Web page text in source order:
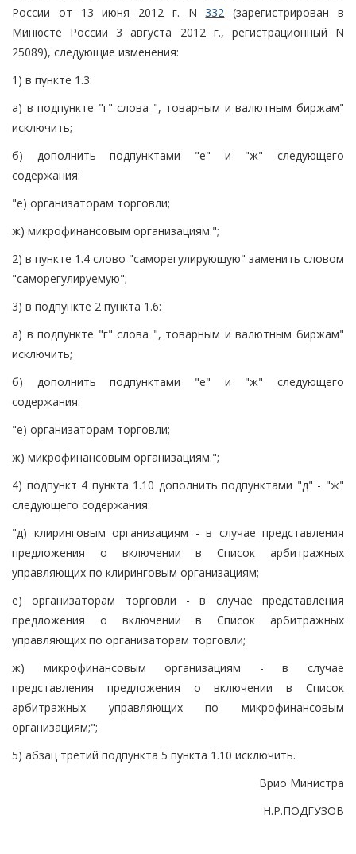
России от 13 июня 2012 г. N332 (зарегистрирован в
Минюсте России 3 августа 2012 г., регистрационный N
25089), следующие изменения:
1) в пункте 1.3:
а) в подпункте "г" слова ", товарным и валютным биржам"
исключить;
б) дополнить подпунктами "е" и "ж" следующего
содержания:
"е) организаторам торговли;
ж) микрофинансовым организациям.";
2) в пункте 1.4 слово "саморегулирующую" заменить словом
"саморегулируемую";
3) в подпункте 2 пункта 1.6:
а) в подпункте "г" слова ", товарным и валютным биржам"
исключить;
б) дополнить подпунктами "е" и "ж" следующего
содержания:
"е) организаторам торговли;
ж) микрофинансовым организациям.";
4) подпункт 4 пункта 1.10 дополнить подпунктами "д" - "ж"
следующего содержания:
"д) клиринговым организациям - в случае представления
предложения о включении в Список арбитражных
управляющих по клиринговым организациям;
е) организаторам торговли - в случае представления
предложения о включении в Список арбитражных
управляющих по организаторам торговли;
ж) микрофинансовым организациям - в случае
представления предложения о включении в Список
арбитражных управляющих по микрофинансовым
организациям;";
5) абзац третий подпункта 5 пункта 1.10 исключить.
Врио Министра
Н.Р.ПОДГУЗОВ